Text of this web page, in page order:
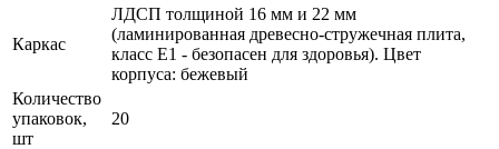
Каркас
ЛДСП толщиной 16 мм и 22 мм
(ламинированная древесно-стружечная плита,
класс E1 - безопасен для здоровья). Цвет
корпуса: бежевый
Количество
упаковок,
шт
20